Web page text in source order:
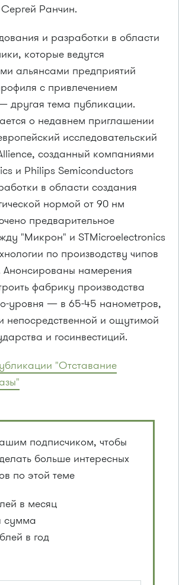
Ранчин.
и разработки в области
которые ведутся
альянсами предприятий
с привлечением
другая тема публикации.
о недавнем приглашении
исследовательский
созданный компаниями
и Philips Semiconductors
в области создания
нормой от 90 нм
предварительное
"Микрон" и STMicroelectronics
по производству чипов
Анонсированы намерения
фабрику производства
уровня — в 65-45 нанометров,
непосредственной и ощутимой
и госинвестиций.
"Отставание
подписчиком, чтобы
больше интересных
по этой теме
в месяц
сумма
в год